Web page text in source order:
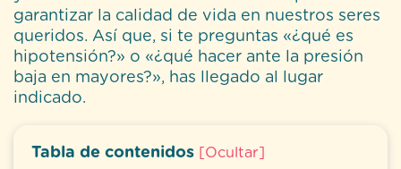
garantizar la calidad de vida en nuestros seres
queridos. Así que, si te preguntas «¿qué es
hipotensión?» o «¿qué hacer ante la presión
baja en mayores?», has llegado al lugar
indicado.
Tabla de contenidos Ocultar